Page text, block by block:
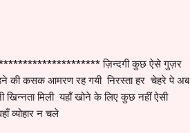
ज़िन्दगी कुछ ऐसे गुज़र
की कसक आमरण रह गयी निरस्ता हर चेहरे पे अब
मिली यहाँ खोने के लिए कुछ नहीं ऐसी
व्योहार न चले